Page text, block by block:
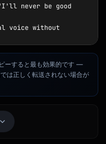
never be good
voice without
embedded in
into coaching
system
ーすると最も効果的です —
は正しく転送されない場合が